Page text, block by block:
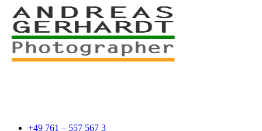
+49 761 – 557 567 3